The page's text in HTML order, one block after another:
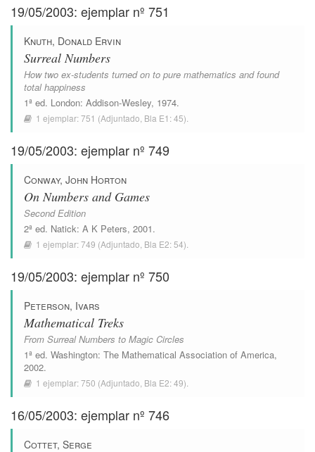
19/05/2003: ejemplar nº 751
Knuth, Donald Ervin
Surreal Numbers
How two ex-students turned on to pure mathematics and found
total happiness
1ª ed. London: Addison-Wesley, 1974.
1 ejemplar:751 (Adjuntado, Bla E1: 45).
19/05/2003: ejemplar nº 749
Conway, John Horton
On Numbers and Games
Second Edition
2ª ed. Natick: A K Peters, 2001.
1 ejemplar:749 (Adjuntado, Bla E2: 54).
19/05/2003: ejemplar nº 750
Peterson, Ivars
Mathematical Treks
From Surreal Numbers to Magic Circles
1ª ed. Washington: The Mathematical Association of America,
2002.
1 ejemplar:750 (Adjuntado, Bla E2: 49).
16/05/2003: ejemplar nº 746
Cottet, Serge